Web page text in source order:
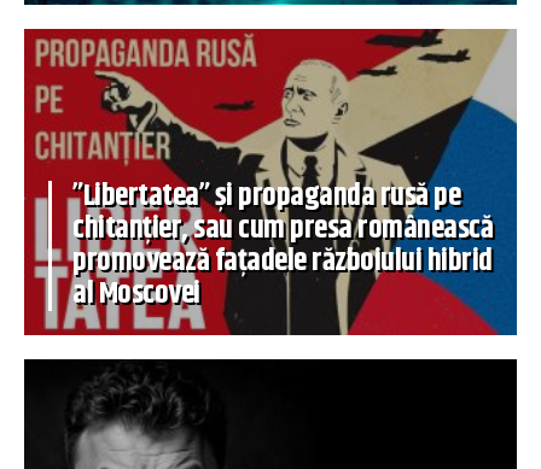
”Libertatea” și propaganda rusă pe
chitanțier, sau cum presa românească
promovează fațadele războiului hibrid
al Moscovei